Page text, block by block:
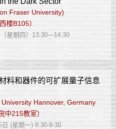
Fraser University)
楼B105）
星期四）13:30—14:30
料和器件的可扩展量子信息
Hannover, Germany
中215教室）
日 (星期一) 8:30-9:30